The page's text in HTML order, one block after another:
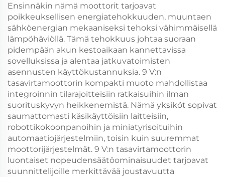
Ensinnäkin nämä moottorit tarjoavat
poikkeuksellisen energiatehokkuuden, muuntaen
sähköenergian mekaaniseksi tehoksi vähimmäisellä
lämpöhäviöllä. Tämä tehokkuus johtaa suoraan
pidempään akun kestoaikaan kannettavissa
sovelluksissa ja alentaa jatkuvatoimisten
asennusten käyttökustannuksia. 9 V:n
tasavirtamoottorin kompakti muoto mahdollistaa
integroinnin tilarajoitteisiin ratkaisuihin ilman
suorituskyvyn heikkenemistä. Nämä yksiköt sopivat
saumattomasti käsikäyttöisiin laitteisiin,
robottikokoonpanoihin ja miniatyrisoituihin
automaatiojärjestelmiin, toisin kuin suuremmat
moottorijärjestelmät. 9 V:n tasavirtamoottorin
luontaiset nopeudensäätöominaisuudet tarjoavat
suunnittelijoille merkittävää joustavuutta